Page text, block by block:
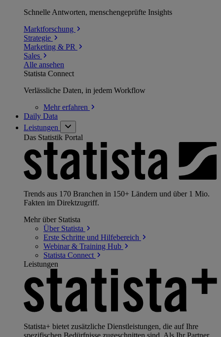
Schnelle Antworten, menschengeprüfte Insights
Marktforschung
Strategie
Marketing & PR
Sales
Alle ansehen
Statista Connect
Verlässliche Daten, in jedem Workflow
Mehrerfahren
Daily Data
Leistungen
Das Statistik Portal
Trends aus 170 Branchen in 150+ Ländern und über 1 Mio.
Fakten im Direktzugriff.
Mehr über Statista
Über Statista
Erste Schritte und Hilfebereich
Webinar & Training Hub
Statista Connect
Leistungen
Statista+ bietet zusätzliche Dienstleistungen, die auf Ihre
spezifischen Bedürfnisse zugeschnitten sind. Als Ihr Partner